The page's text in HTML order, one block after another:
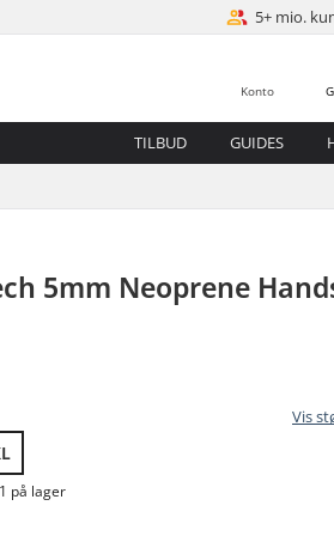
5+ mio.
Konto
TILBUD GUIDES
5mm Neoprene
Vis
på lager